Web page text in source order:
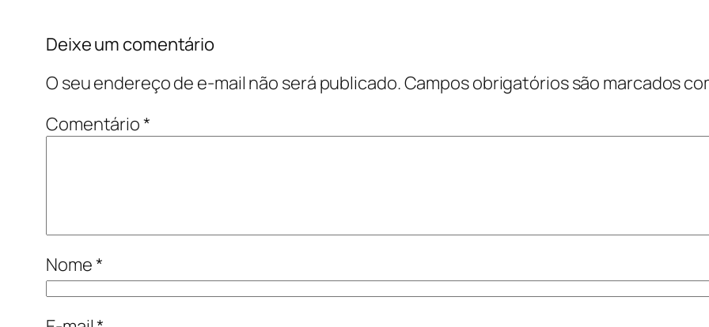
Deixe um comentário
O seu endereço de e-mail não será publicado.Campos obrigatórios são marcados
Comentário*
Nome*